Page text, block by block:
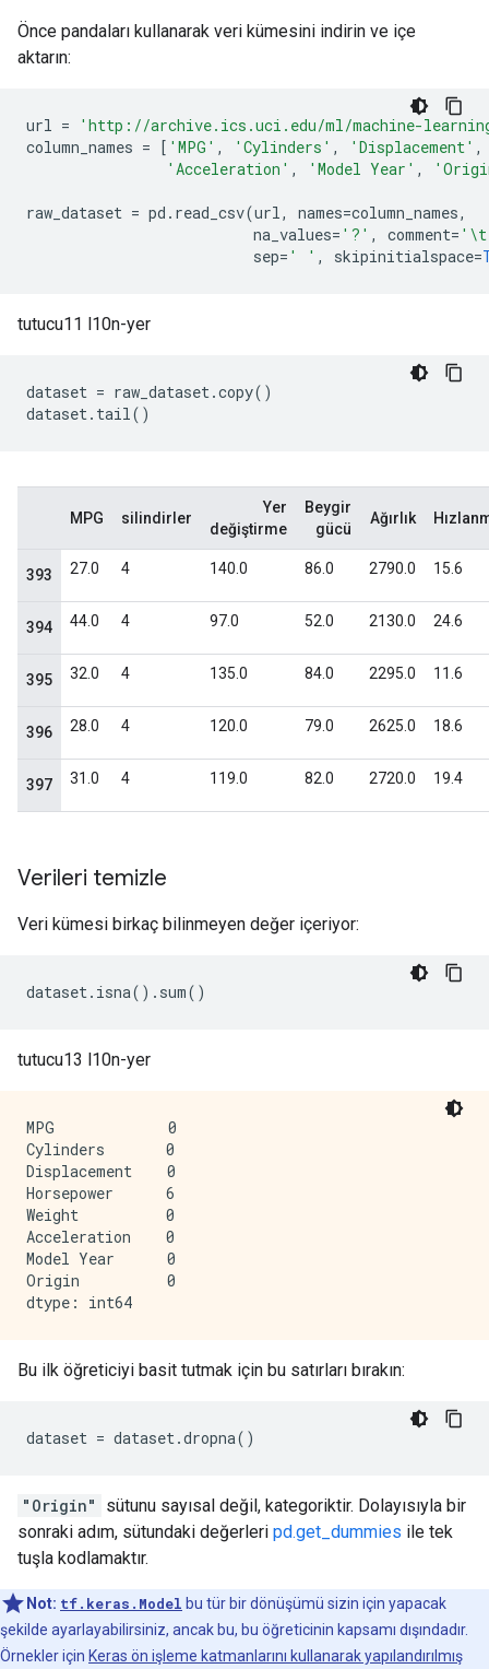
Önce pandaları kullanarak veri kümesini indirin ve içe
aktarın:
url =
'http://archive.ics.uci.edu/ml/machine-
column_names = [ 'MPG' , 'Cylinders' , 'Displacement' ,
'Acceleration' , 'Model Year' ,
raw_dataset = pd . read_csv(url, names=column_names,
na_values= '?' , comment=
sep= ' ' , skipinitialspace=
tutucu11 l10n-yer
dataset = raw_dataset.copy()
dataset. tail()
Verileri temizle
Veri kümesi birkaç bilinmeyen değer içeriyor:
dataset. isna(). sum()
tutucu13 l10n-yer
MPG             0
Cylinders       0
Displacement    0
Horsepower      6
Weight          0
Acceleration    0
Model Year      0
Origin          0
Bu ilk öğreticiyi basit tutmak için bu satırları bırakın:
dataset = dataset.dropna()
"Origin"
sütunu sayısal değil, kategoriktir. Dolayısıyla bir
sonraki adım, sütundaki değerleri pd.get_dummies ile tek
tuşla kodlamaktır.
Not: tf.keras.Model bu tür bir dönüşümü sizin için yapacak
şekilde ayarlayabilirsiniz, ancak bu, bu öğreticinin kapsamı dışındadır.
Örnekler için Keras ön işleme katmanlarını kullanarak yapılandırılmış